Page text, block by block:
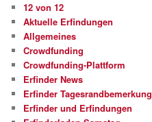
12 von 12
Aktuelle Erfindungen
Allgemeines
Crowdfunding
Crowdfunding-Plattform
Erfinder News
Erfinder Tagesrandbemerkung
Erfinder und Erfindungen